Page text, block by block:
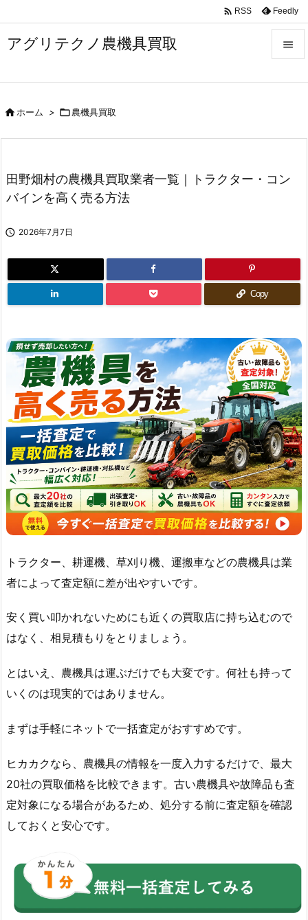
アグリテクノ農機具買取 


 RSS Feedly
ホーム > 農機具買取
田野畑村の農機具買取業者一覧｜トラクター・コン
バインを高く売る方法
 2026年7月7日
Copy
トラクター、耕運機、草刈り機、運搬車などの農機具は業
者によって査定額に差が出やすいです。
安く買い叩かれないためにも近くの買取店に持ち込むので
はなく、相見積もりをとりましょう。
とはいえ、農機具は運ぶだけでも大変です。何社も持って
いくのは現実的ではありません。
まずは手軽にネットで一括査定がおすすめです。
ヒカカクなら、農機具の情報を一度入力するだけで、最大
20社の買取価格を比較できます。古い農機具や故障品も査
定対象になる場合があるため、処分する前に査定額を確認
しておくと安心です。